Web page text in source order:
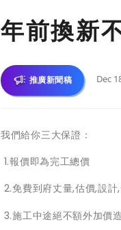
年前換新
推廣新聞稿 Dec
我們給你三大保證：
️1.報價即為完工總價
️2.免費到府丈量,估價,設計
️3.施工中途絕不額外加價